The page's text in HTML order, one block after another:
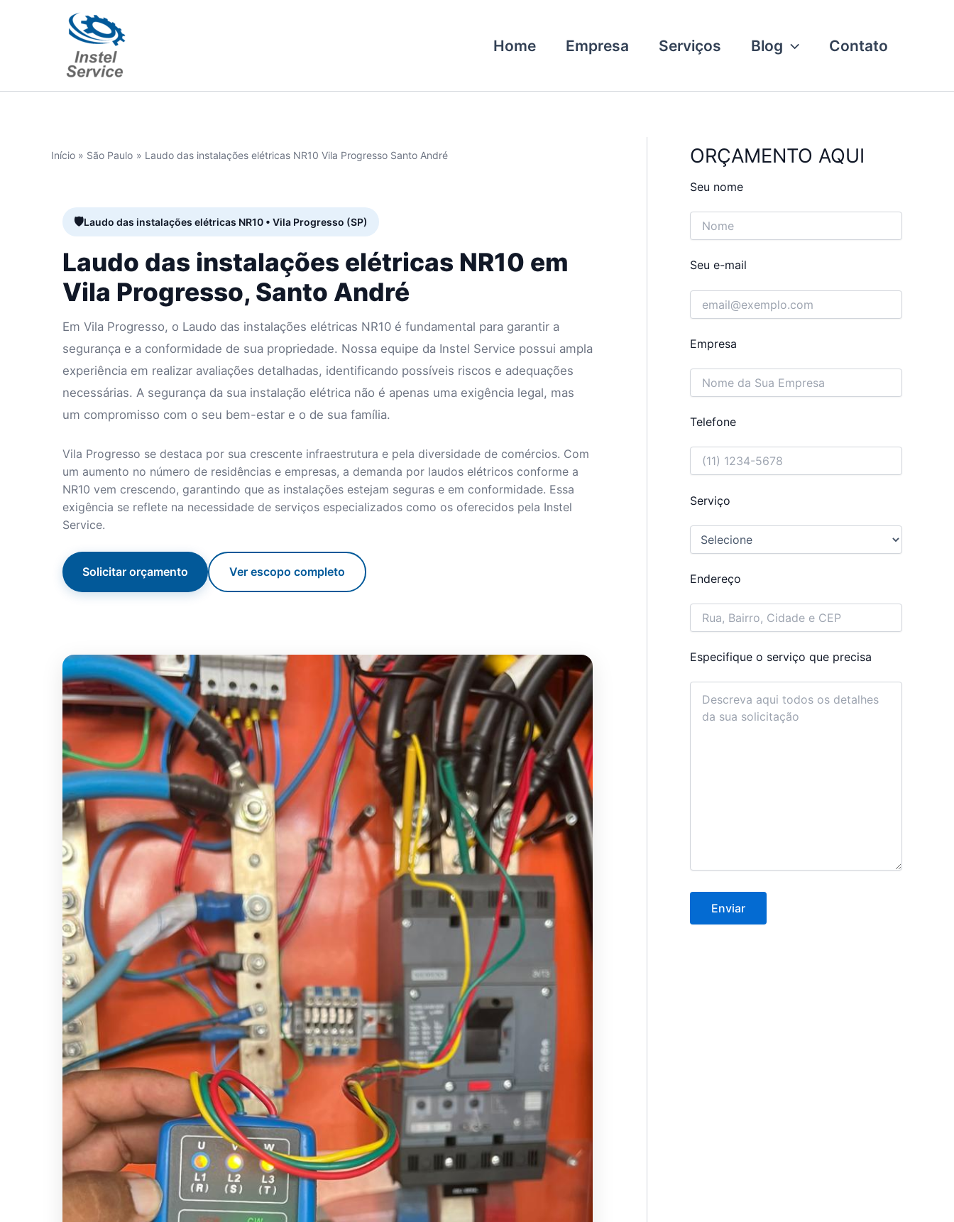
Home Empresa Serviços Blog Contato
Início São Paulo Laudo das instalações elétricas NR10 Vila Progresso Santo André
Laudo das instalações elétricas NR10 • Vila Progresso (SP)
Laudo das instalações elétricas NR10 em
Vila Progresso, Santo André
Em Vila Progresso, o Laudo das instalações elétricas NR10 é fundamental para garantir a
segurança e a conformidade de sua propriedade. Nossa equipe da Instel Service possui ampla
experiência em realizar avaliações detalhadas, identificando possíveis riscos e adequações
necessárias. A segurança da sua instalação elétrica não é apenas uma exigência legal, mas
um compromisso com o seu bem-estar e o de sua família.
Vila Progresso se destaca por sua crescente infraestrutura e pela diversidade de comércios. Com
um aumento no número de residências e empresas, a demanda por laudos elétricos conforme a
NR10 vem crescendo, garantindo que as instalações estejam seguras e em conformidade. Essa
exigência se reflete na necessidade de serviços especializados como os oferecidos pela Instel
Service.
Solicitar orçamento Ver escopo completo
ORÇAMENTO AQUI
Seu nome
Seu e-mail
Empresa
Telefone
Serviço
Endereço
Especifique o serviço que precisa